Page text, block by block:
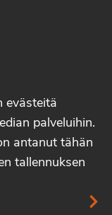
evästeitä
palveluihin.
antanut tähän
tallennuksen